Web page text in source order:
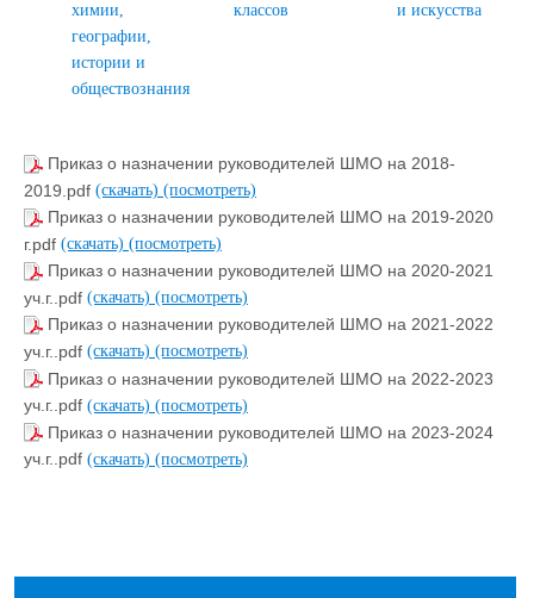
химии,
географии,
истории и
обществознания
классов
и искусства
Приказ о назначении руководителей ШМО на 2018-
2019.pdf (скачать) (посмотреть)
Приказ о назначении руководителей ШМО на 2019-2020
г.pdf (скачать) (посмотреть)
Приказ о назначении руководителей ШМО на 2020-2021
уч.г..pdf (скачать) (посмотреть)
Приказ о назначении руководителей ШМО на 2021-2022
уч.г..pdf (скачать) (посмотреть)
Приказ о назначении руководителей ШМО на 2022-2023
уч.г..pdf (скачать) (посмотреть)
Приказ о назначении руководителей ШМО на 2023-2024
уч.г..pdf (скачать) (посмотреть)